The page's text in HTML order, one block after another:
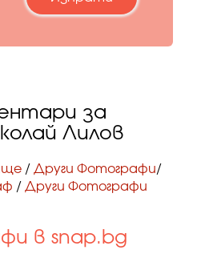
за
Лилов
/ Други Фотографи/
/ Други Фотографи
в snap.bg